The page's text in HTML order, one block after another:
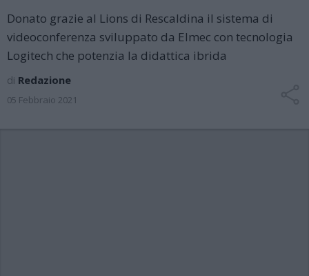
Donato grazie al Lions di Rescaldina il sistema di
videoconferenza sviluppato da Elmec con tecnologia
Logitech che potenzia la didattica ibrida
di Redazione
05 Febbraio 2021